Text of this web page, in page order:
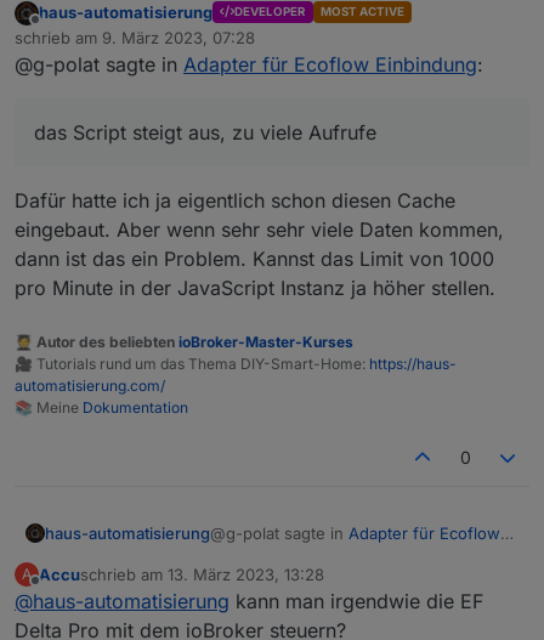
@g-polat sagte in
Einbindung:
Kann bitte nochmal jemand für dummy's
erklären wie wie genau die Schaltbefehle
Es wird ein JSON-String auf dem entsprechenden
Topic gepublished. Wie genau der Playload
aussehen muss, findet man am besten raus, wenn
man das/settopic abonniert und dann guckt,
Genauer als hier kann ich es auch nicht erklären:
https://www.youtube.com/watch?
v=ezn0NDc9GAY
Vielen Dank, jetzt habe ich es hinbekommen, einziges
08:06:14.076	error	javascript.0 (9315)
'*/1 * * * *'
const mqttInstance = 'mqtt.0';
const serialNumber = 'R33XXXXXXXXXX';
const userId = '15XXXXXXXXXXXXXXXXXX';
const valueCache = {};
  'inv.cfgAcEnabled',
Offline
haus-automatisierung DEVELOPER MOST ACTIVE
schrieb am 9. März 2023, 07:28
zuletzt editiert von
@g-polat sagte in Adapter für Ecoflow Einbindung:
das Script steigt aus, zu viele Aufrufe
Dafür hatte ich ja eigentlich schon diesen Cache
eingebaut. Aber wenn sehr sehr viele Daten kommen,
dann ist das ein Problem. Kannst das Limit von 1000
pro Minute in der JavaScript Instanz ja höher stellen.
🧑‍🎓 Autor des beliebten ioBroker-Master-Kurses
🎥 Tutorials rund um das Thema DIY-Smart-Home: https://haus-
automatisierung.com/
📚 Meine Dokumentation
0
haus-automatisierung@g-polat sagte in Adapter für Ecoflow
das Script steigt aus, zu viele
Aufrufe
A
Offline
Accuschrieb am 13. März 2023, 13:28
zuletzt editiert von
@haus-automatisierung kann man irgendwie die EF
Delta Pro mit dem ioBroker steuern?